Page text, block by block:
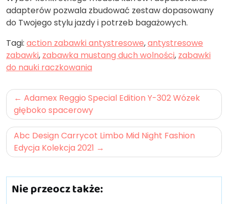
adapterów pozwala zbudować zestaw dopasowany
do Twojego stylu jazdy i potrzeb bagażowych.
Tagi: action zabawki antystresowe,antystresowe
zabawki, zabawka mustang duch wolności, zabawki
do nauki raczkowania
Nawigacja
wpisu
Adamex Reggio Special Edition Y-302 Wózek
głęboko spacerowy
Abc Design Carrycot Limbo Mid Night Fashion
Edycja Kolekcja 2021
Nie przeocz także: